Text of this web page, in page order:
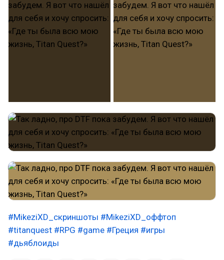
#MikeziXD_скриншоты #MikeziXD_оффтоп
#titanquest #RPG #game #Греция #игры
#дьяблоиды